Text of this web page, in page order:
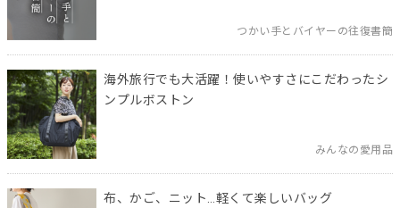
つかい手とバイヤーの往復書簡
海外旅行でも大活躍！使いやすさにこだわったシ
ンプルボストン
みんなの愛用品
布、かご、ニット…軽くて楽しいバッグ